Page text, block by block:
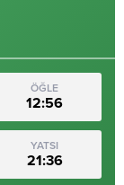
ÖĞLE
12:56
YATSI
21:36